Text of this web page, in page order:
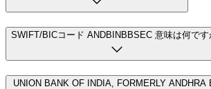
SWIFT/BICコード ANDBINBBSEC 意味は何です
UNION BANK OF INDIA, FORMERLY ANDHRA